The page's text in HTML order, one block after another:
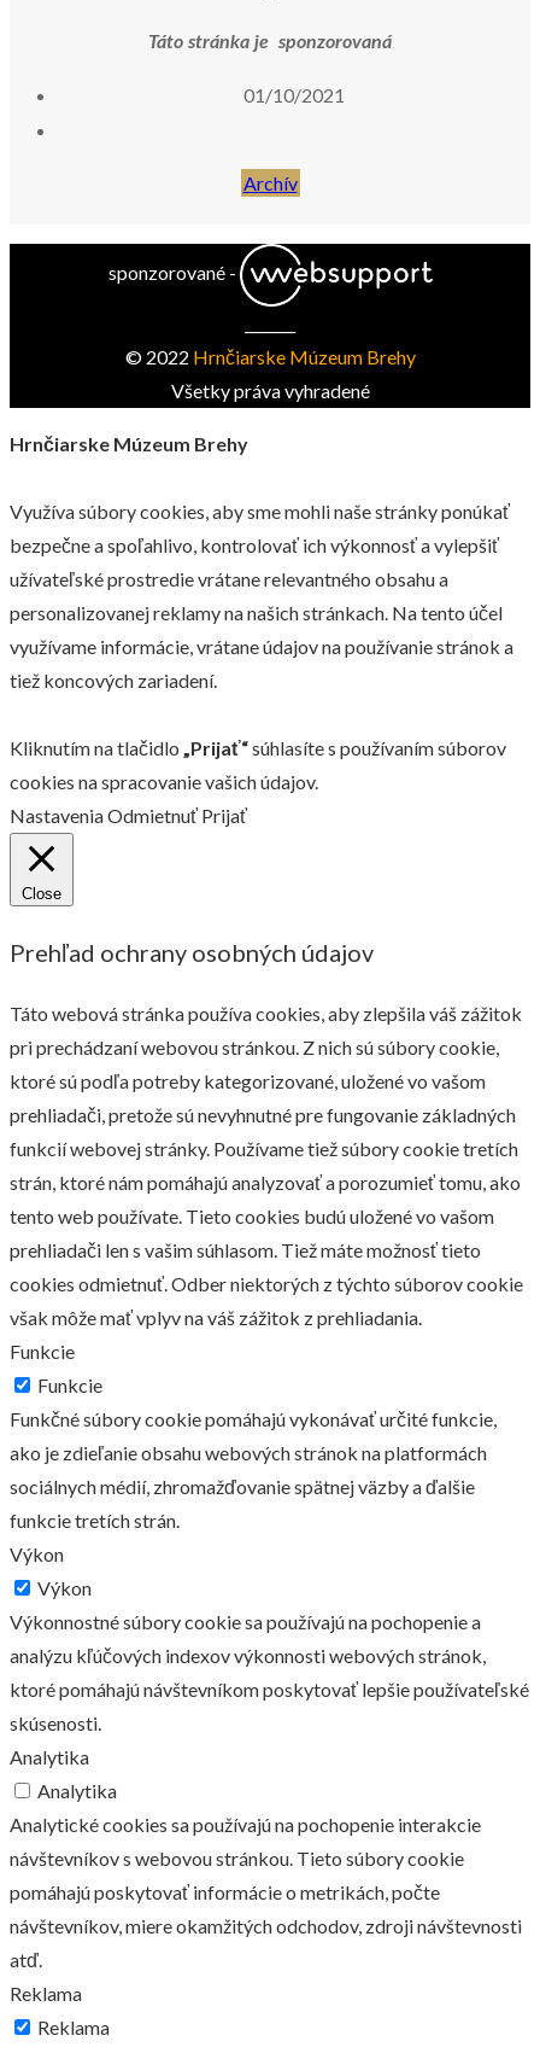
Táto stránka je sponzorovaná
01/10/2021
Archív
sponzorované -
© 2022 Hrnčiarske Múzeum Brehy
Všetky práva vyhradené
Hrnčiarske Múzeum Brehy
Využíva súbory cookies, aby sme mohli naše stránky ponúkať
bezpečne a spoľahlivo, kontrolovať ich výkonnosť a vylepšiť
užívateľské prostredie vrátane relevantného obsahu a
personalizovanej reklamy na našich stránkach. Na tento účel
využívame informácie, vrátane údajov na používanie stránok a
tiež koncových zariadení.
Kliknutím na tlačidlo „Prijať“súhlasíte s používaním súborov
cookies na spracovanie vašich údajov.
NastaveniaOdmietnuť Prijať
Close
Prehľad ochrany osobných údajov
Táto webová stránka používa cookies, aby zlepšila váš zážitok
pri prechádzaní webovou stránkou. Z nich sú súbory cookie,
ktoré sú podľa potreby kategorizované, uložené vo vašom
prehliadači, pretože sú nevyhnutné pre fungovanie základných
funkcií webovej stránky. Používame tiež súbory cookie tretích
strán, ktoré nám pomáhajú analyzovať a porozumieť tomu, ako
tento web používate. Tieto cookies budú uložené vo vašom
prehliadači len s vašim súhlasom. Tiež máte možnosť tieto
cookies odmietnuť. Odber niektorých z týchto súborov cookie
však môže mať vplyv na váš zážitok z prehliadania.
Funkcie
Funkcie
Funkčné súbory cookie pomáhajú vykonávať určité funkcie,
ako je zdieľanie obsahu webových stránok na platformách
sociálnych médií, zhromažďovanie spätnej väzby a ďalšie
funkcie tretích strán.
Výkon
Výkon
Výkonnostné súbory cookie sa používajú na pochopenie a
analýzu kľúčových indexov výkonnosti webových stránok,
ktoré pomáhajú návštevníkom poskytovať lepšie používateľské
skúsenosti.
Analytika
Analytika
Analytické cookies sa používajú na pochopenie interakcie
návštevníkov s webovou stránkou. Tieto súbory cookie
pomáhajú poskytovať informácie o metrikách, počte
návštevníkov, miere okamžitých odchodov, zdroji návštevnosti
atď.
Reklama
Reklama